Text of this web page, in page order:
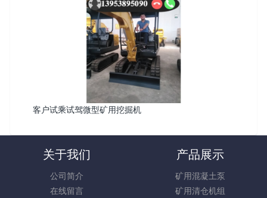
客户试乘试驾微型矿用挖掘机
关于我们
公司简介
在线留言
产品展示
矿用混凝土泵
矿用清仓机组